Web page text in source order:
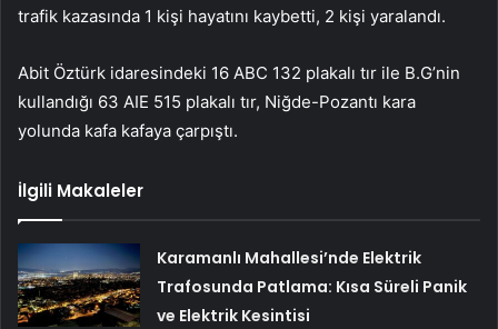
trafik kazasında 1 kişi hayatını kaybetti, 2 kişi yaralandı.
Abit Öztürk idaresindeki 16 ABC 132 plakalı tır ile B.G’nin
kullandığı 63 AIE 515 plakalı tır, Niğde-Pozantı kara
yolunda kafa kafaya çarpıştı.
İlgili Makaleler
Karamanlı Mahallesi’nde Elektrik
Trafosunda Patlama: Kısa Süreli Panik
ve Elektrik Kesintisi